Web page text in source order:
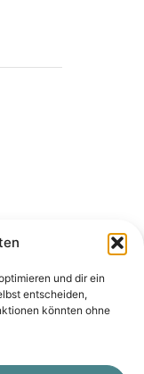
und dir ein
entscheiden,
könnten ohne